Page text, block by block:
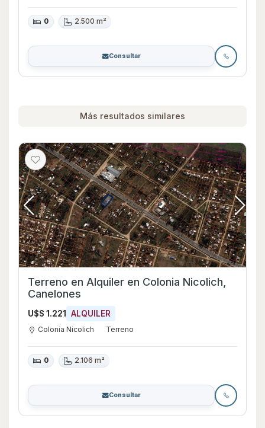
0 2.500 m²
Consultar
Más resultados similares
Terreno en Alquiler en Colonia Nicolich,
Canelones
U$S 1.221 ALQUILER
Colonia Nicolich Terreno
0 2.106 m²
Consultar